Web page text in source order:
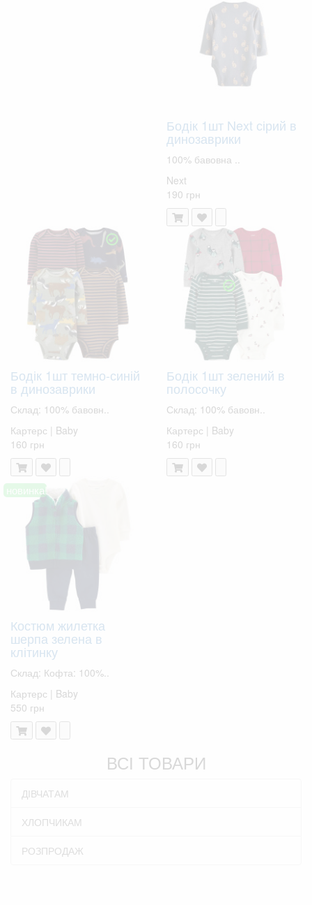
Бодік 1шт Next сірий в
динозаврики
100% бавовна ..
Next
190 грн
Бодік 1шт темно-синій
в динозаврики
Склад: 100% бавовн..
Картерс | Baby
160 грн
Бодік 1шт зелений в
полосочку
Склад: 100% бавовн..
Картерс | Baby
160 грн
новинка!
Костюм жилетка
шерпа зелена в
клітинку
Склад: Кофта: 100%..
Картерс | Baby
550 грн
ВСІ ТОВАРИ
ДІВЧАТАМ
ХЛОПЧИКАМ
РОЗПРОДАЖ